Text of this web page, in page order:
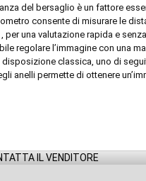
del bersaglio è un fattore
consente di misurare le
una valutazione rapida e
regolare l’immagine con una
classica, uno di
anelli permette di ottenere
IL VENDITORE